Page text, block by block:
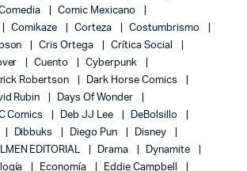
Comic Mexicano
Comikaze Corteza
Costumbrismo
Cris Ortega
Crítica Social
Cuento
Cyberpunk
Robertson
Dark Horse Comics
Rubin
Days Of Wonder
Comics Deb JJ Lee
DeBolsillo
Dibbuks Diego Pun
Disney
EDITORIAL Drama
Dynamite
Economía
Eddie Campbell